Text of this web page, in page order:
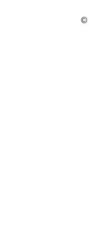
©